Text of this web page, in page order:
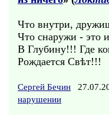
Что внутри,
Что снаружи - это
В Глубину!!! Где
Рождается Свѣт!!!
Сергей Бечин
нарушении